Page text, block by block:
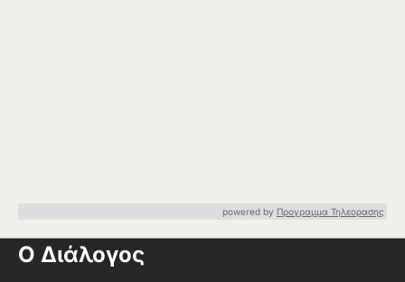
powered by Προγραμμα Τηλεορασης
Ο Διάλογος